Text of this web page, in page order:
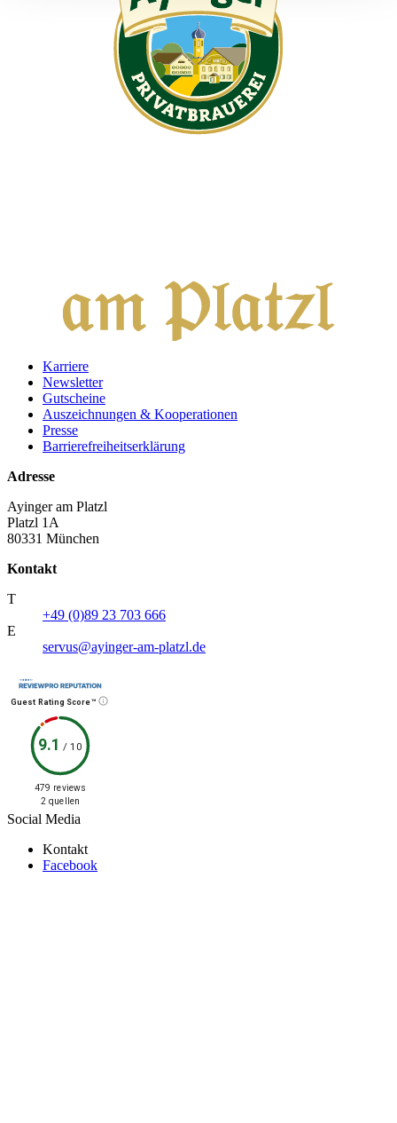
Karriere
Newsletter
Gutscheine
Auszeichnungen & Kooperationen
Presse
Barrierefreiheitserklärung
Adresse
Ayinger am Platzl
Platzl 1A
80331 München
Kontakt
T
+49 (0)89 23 703 666
E
servus@ayinger-am-platzl.de
Guest Rating Score™
9.1 /10
479 reviews
2 quellen
Social Media
Kontakt
Facebook